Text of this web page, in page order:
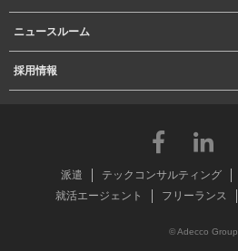
ニュースルーム
採用情報
派遣 テックコンサルティング
就活エージェント
フリーランス
© Adecco Group